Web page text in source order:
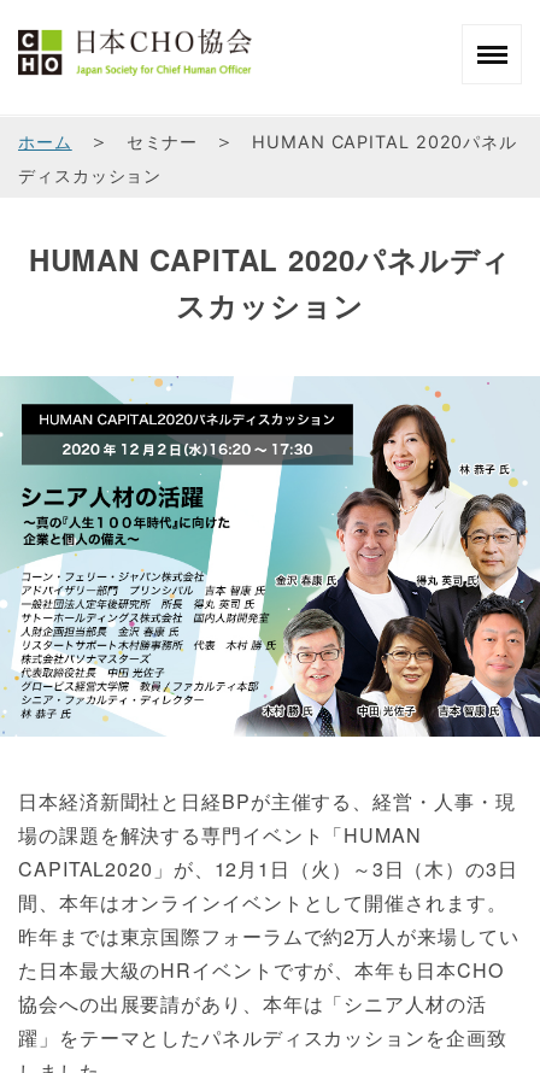
ホーム ＞ セミナー ＞
HUMAN CAPITAL 2020パネル
ディスカッション
HUMAN CAPITAL 2020パネルディ
スカッション
日本経済新聞社と日経BPが主催する、経営・人事・現
場の課題を解決する専門イベント「HUMAN
CAPITAL2020」が、12月1日（火）～3日（木）の3日
間、本年はオンラインイベントとして開催されます。
昨年までは東京国際フォーラムで約2万人が来場してい
た日本最大級のHRイベントですが、本年も日本CHO
協会への出展要請があり、本年は「シニア人材の活
躍」をテーマとしたパネルディスカッションを企画致